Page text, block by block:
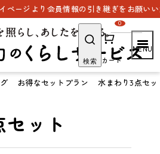
ジより会員情報の引き継ぎをお願いいた
検索 カート
0
お得なセットプラン 水まわり3点セッ
ット